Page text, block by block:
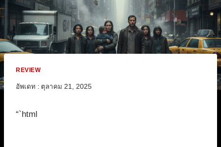
REVIEW
อัพเดท : ตุลาคม 21, 2025
“`html